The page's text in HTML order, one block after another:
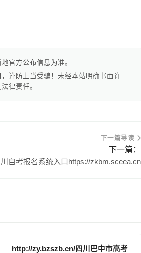
官方公布信息为准。
谨防上当受骗！未经本站明确书面许
律责任。
下一篇导读
下一篇：
川自考报名系统入口https://zkbm.sceea.cn
http://zy.bzszb.cn/四川巴中市高考